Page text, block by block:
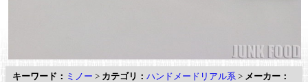
キーワード： ミノー > カテゴリ： ハンドメードリアル系 > メーカー：